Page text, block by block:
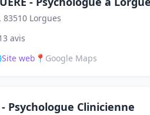
83510 Lorgues
avis
Site web 📍 Google Maps
Psychologue Clinicienne